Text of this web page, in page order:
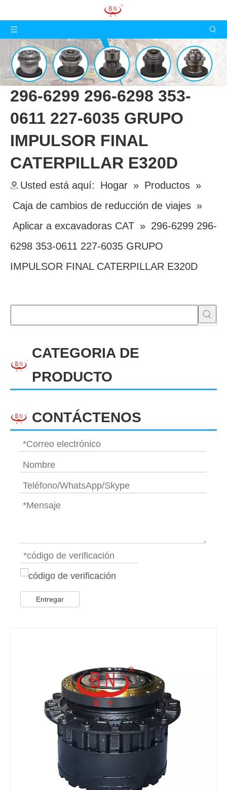
296-6299 296-6298 353-
0611 227-6035 GRUPO
IMPULSOR FINAL
CATERPILLAR E320D
Usted está aquí: Hogar » Productos »
Caja de cambios de reducción de viajes »
Aplicar a excavadoras CAT » 296-6299 296-
6298 353-0611 227-6035 GRUPO
IMPULSOR FINAL CATERPILLAR E320D
CATEGORIA DE
PRODUCTO
CONTÁCTENOS
Entregar